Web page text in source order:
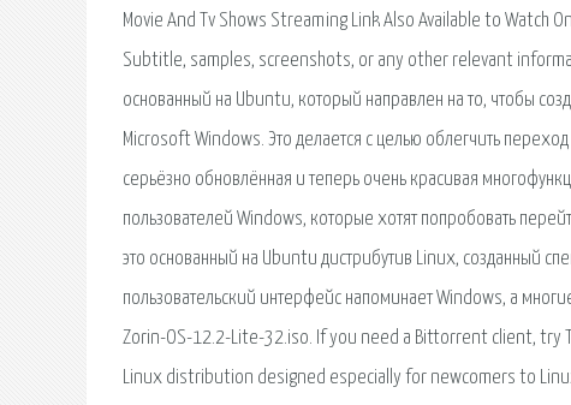
Movie And Tv Shows Streaming Link Also Available to
Subtitle, samples, screenshots, or any other relevant
основанный на Ubuntu, который направлен на то, чтобы
Microsoft Windows. Это делается с целью облегчить
серьёзно обновлённая и теперь очень красивая
пользователей Windows, которые хотят попробовать
это основанный на Ubuntu дистрибутив Linux, созданный
пользовательский интерфейс напоминает Windows, а
Zorin-OS-12.2-Lite-32.iso. If you need a Bittorrent client, try
Linux distribution designed especially for newcomers to